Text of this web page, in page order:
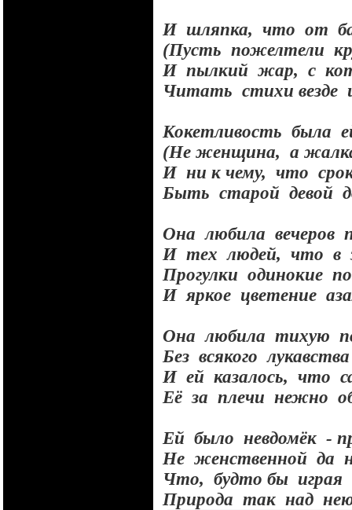
И шляпка, что от
(Пусть пожелтели
И пылкий жар, с
Читать стихи везде
Кокетливость была
(Не женщина, а
И ни к чему, что
Быть старой девой
Она любила вечеров
И тех людей, что в
Прогулки одинокие
И яркое цветение
Она любила тихую
Без всякого
И ей казалось, что
Её за плечи нежно
Ей было невдомёк -
Не женственной да
Что, будто бы играя
Природа так над